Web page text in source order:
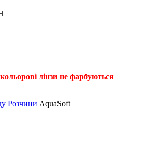
лінзи не фарбуються
Розчини AquaSoft